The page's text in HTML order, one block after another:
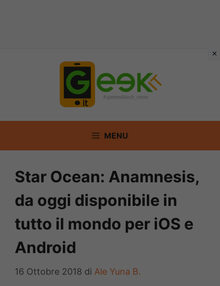
MENU
Star Ocean: Anamnesis,
da oggi disponibile in
tutto il mondo per iOS e
Android
16 Ottobre 2018 di Ale Yuna B.